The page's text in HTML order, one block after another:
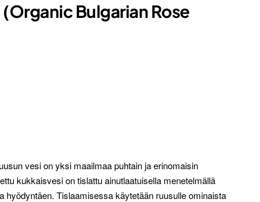
Bulgarian Rose
vesi on yksi maailmaa puhtain ja erinomaisin
kukkaisvesi on tislattu ainutlaatuisella menetelmällä
hyödyntäen. Tislaamisessa käytetään ruusulle ominaista